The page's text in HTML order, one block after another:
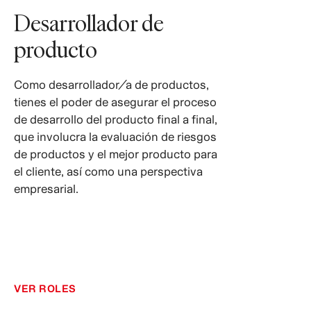
Desarrollador de
producto
Como desarrollador/a de productos,
tienes el poder de asegurar el proceso
de desarrollo del producto final a final,
que involucra la evaluación de riesgos
de productos y el mejor producto para
el cliente, así como una perspectiva
empresarial.
VER ROLES